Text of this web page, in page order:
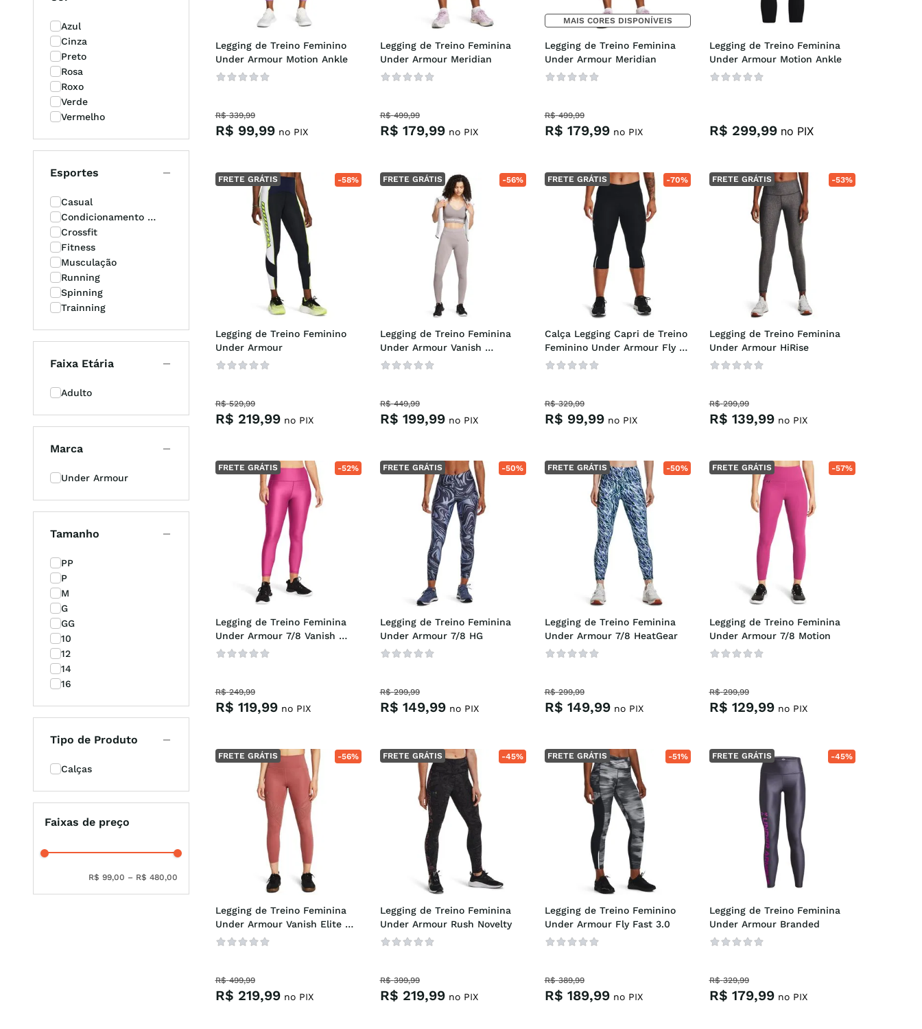
Azul
Cinza
Preto
Rosa
Roxo
Verde
Vermelho
Esportes
Casual
Condicionamento
Físico
Crossfit
Fitness
Musculação
Running
Spinning
Trainning
Faixa Etária
Adulto
Marca
Under Armour
Tamanho
PP
P
M
G
GG
10
12
14
16
Tipo de Produto
Calças
Faixas de preço
R$ 99,00 – R$ 480,00
Legging de Treino Feminino
Under Armour Motion Ankle
R$ 339,99
R$ 99,99no PIX
Legging de Treino Feminina
Under Armour Meridian
R$ 499,99
R$ 179,99no PIX
MAIS CORES DISPONÍVEIS
Legging de Treino Feminina
Under Armour Meridian
R$ 499,99
R$ 179,99no PIX
Legging de Treino Feminina
Under Armour Motion Ankle
R$ 299,99no PIX
-58%
FRETE GRÁTIS
Legging de Treino Feminino
Under Armour
R$ 529,99
R$ 219,99no PIX
-56%
FRETE GRÁTIS
Legging de Treino Feminina
Under Armour Vanish
Seamless
R$ 449,99
R$ 199,99no PIX
-70%
FRETE GRÁTIS
Calça Legging Capri de Treino
Feminino Under Armour Fly
Fast 3.9 Speed
R$ 329,99
R$ 99,99no PIX
-53%
FRETE GRÁTIS
Legging de Treino Feminina
Under Armour HiRise
R$ 299,99
R$ 139,99no PIX
-52%
FRETE GRÁTIS
Legging de Treino Feminina
Under Armour 7/8 Vanish
HeatGear
R$ 249,99
R$ 119,99no PIX
-50%
FRETE GRÁTIS
Legging de Treino Feminina
Under Armour 7/8 HG
R$ 299,99
R$ 149,99no PIX
-50%
FRETE GRÁTIS
Legging de Treino Feminina
Under Armour 7/8 HeatGear
R$ 299,99
R$ 149,99no PIX
-57%
FRETE GRÁTIS
Legging de Treino Feminina
Under Armour 7/8 Motion
R$ 299,99
R$ 129,99no PIX
-56%
FRETE GRÁTIS
Legging de Treino Feminina
Under Armour Vanish Elite
Vent
R$ 499,99
R$ 219,99no PIX
-45%
FRETE GRÁTIS
Legging de Treino Feminina
Under Armour Rush Novelty
R$ 399,99
R$ 219,99no PIX
-51%
FRETE GRÁTIS
Legging de Treino Feminino
Under Armour Fly Fast 3.0
R$ 389,99
R$ 189,99no PIX
-45%
FRETE GRÁTIS
Legging de Treino Feminina
Under Armour Branded
R$ 329,99
R$ 179,99no PIX
8 casual
9º unissex
10º